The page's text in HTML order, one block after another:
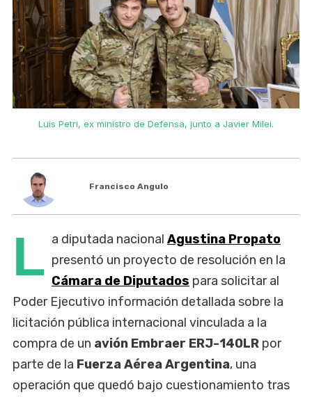
Luis Petri, ex ministro de Defensa, junto a Javier Milei.
Francisco Angulo
L a diputada nacional Agustina Propato
presentó un proyecto de resolución en la
Cámara de Diputados para solicitar al
Poder Ejecutivo información detallada sobre la
licitación pública internacional vinculada a la
compra de un avión Embraer ERJ-140LR por
parte de la Fuerza Aérea Argentina, una
operación que quedó bajo cuestionamiento tras